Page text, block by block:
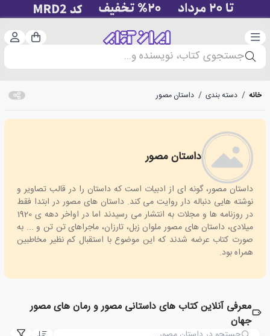
دسته‌بندی سبد
جستجوی کتاب، نویسنده و...
خانه / دسته بندی / داستان مصور
داستان مصور
comic
داستان مصور، گونه ای از ادبیات است که داستان را در قالب تصاویر و
نوشته هایی دنباله دار روایت می کند. داستان های مصور در ابتدا فقط
در روزنامه ها و مجلات به انتشار می رسیدند اما در اواخر دهه ی 1920
میلادی، داستان های مصور ملوان زبل، تارزان، ماجراهای تن تن و ... به
صورت کتاب عرضه شدند که این موضوع با استقبال کم نظیر مخاطبین
همراه بود.
معرفی آنلاین کتاب های داستانی مصور و رمان های مصور
جهان